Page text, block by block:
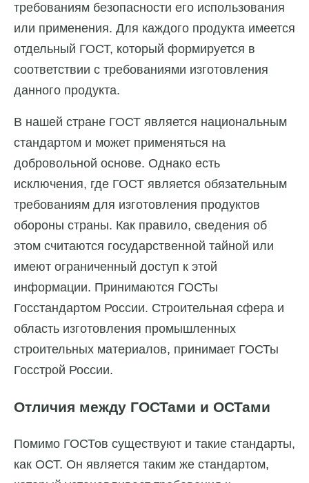
требованиям безопасности его использования
или применения. Для каждого продукта имеется
отдельный ГОСТ, который формируется в
соответствии с требованиями изготовления
данного продукта.
В нашей стране ГОСТ является национальным
стандартом и может применяться на
добровольной основе. Однако есть
исключения, где ГОСТ является обязательным
требованиям для изготовления продуктов
обороны страны. Как правило, сведения об
этом считаются государственной тайной или
имеют ограниченный доступ к этой
информации. Принимаются ГОСТы
Госстандартом России. Строительная сфера и
область изготовления промышленных
строительных материалов, принимает ГОСТы
Госстрой России.
Отличия между ГОСТами и ОСТами
Помимо ГОСТов существуют и такие стандарты,
как ОСТ. Он является таким же стандартом,